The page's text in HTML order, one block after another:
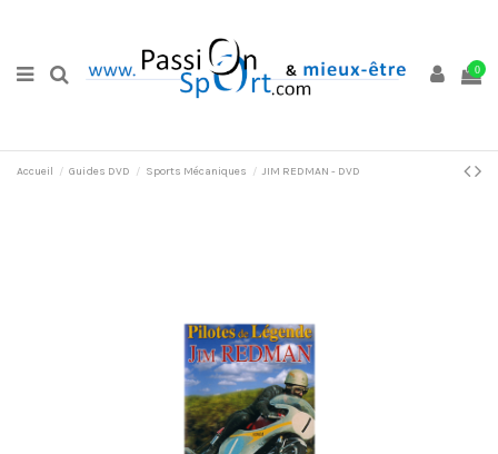
0
Accueil Guides DVD Sports Mécaniques JIM REDMAN - DVD